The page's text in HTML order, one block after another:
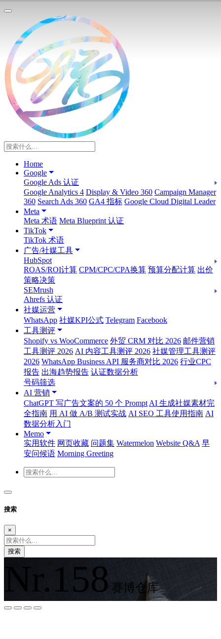
Home
Google
Google Ads 认证
Google Analytics 4 Display & Video 360 Campaign Manager
360 Search Ads 360 GA4 指标 Google Cloud Digital Leader
Meta
Meta 术语 Meta Blueprint 认证
TikTok
TikTok 术语
广告/社媒工具
HubSpot
ROAS/ROI计算 CPM/CPC/CPA换算 预算分配计算 出价
策略决策
SEMrush
Ahrefs 认证
社媒运营
WhatsApp 社媒KPI公式 Telegram Facebook
工具测评
Shopify vs WooCommerce 外贸 CRM 对比 2026 邮件营销
工具测评 2026 AI 内容工具测评 2026 社媒管理工具测评
2026 WhatsApp Business API 服务商对比 2026 行业CPC
报告 出海趋势报告 认证数据分析
号码筛选
AI 营销
ChatGPT 写广告文案的 50 个 Prompt AI 生成社媒素材完
全指南 用 AI 做 A/B 测试实战 AI SEO 工具使用指南 AI
数据分析入门
Memo
实用软件 网页收藏 问题集 Watermelon Website Q&A 早
安问候语 Morning Greeting
搜索
×
搜索
Nr.158 赛博仓库